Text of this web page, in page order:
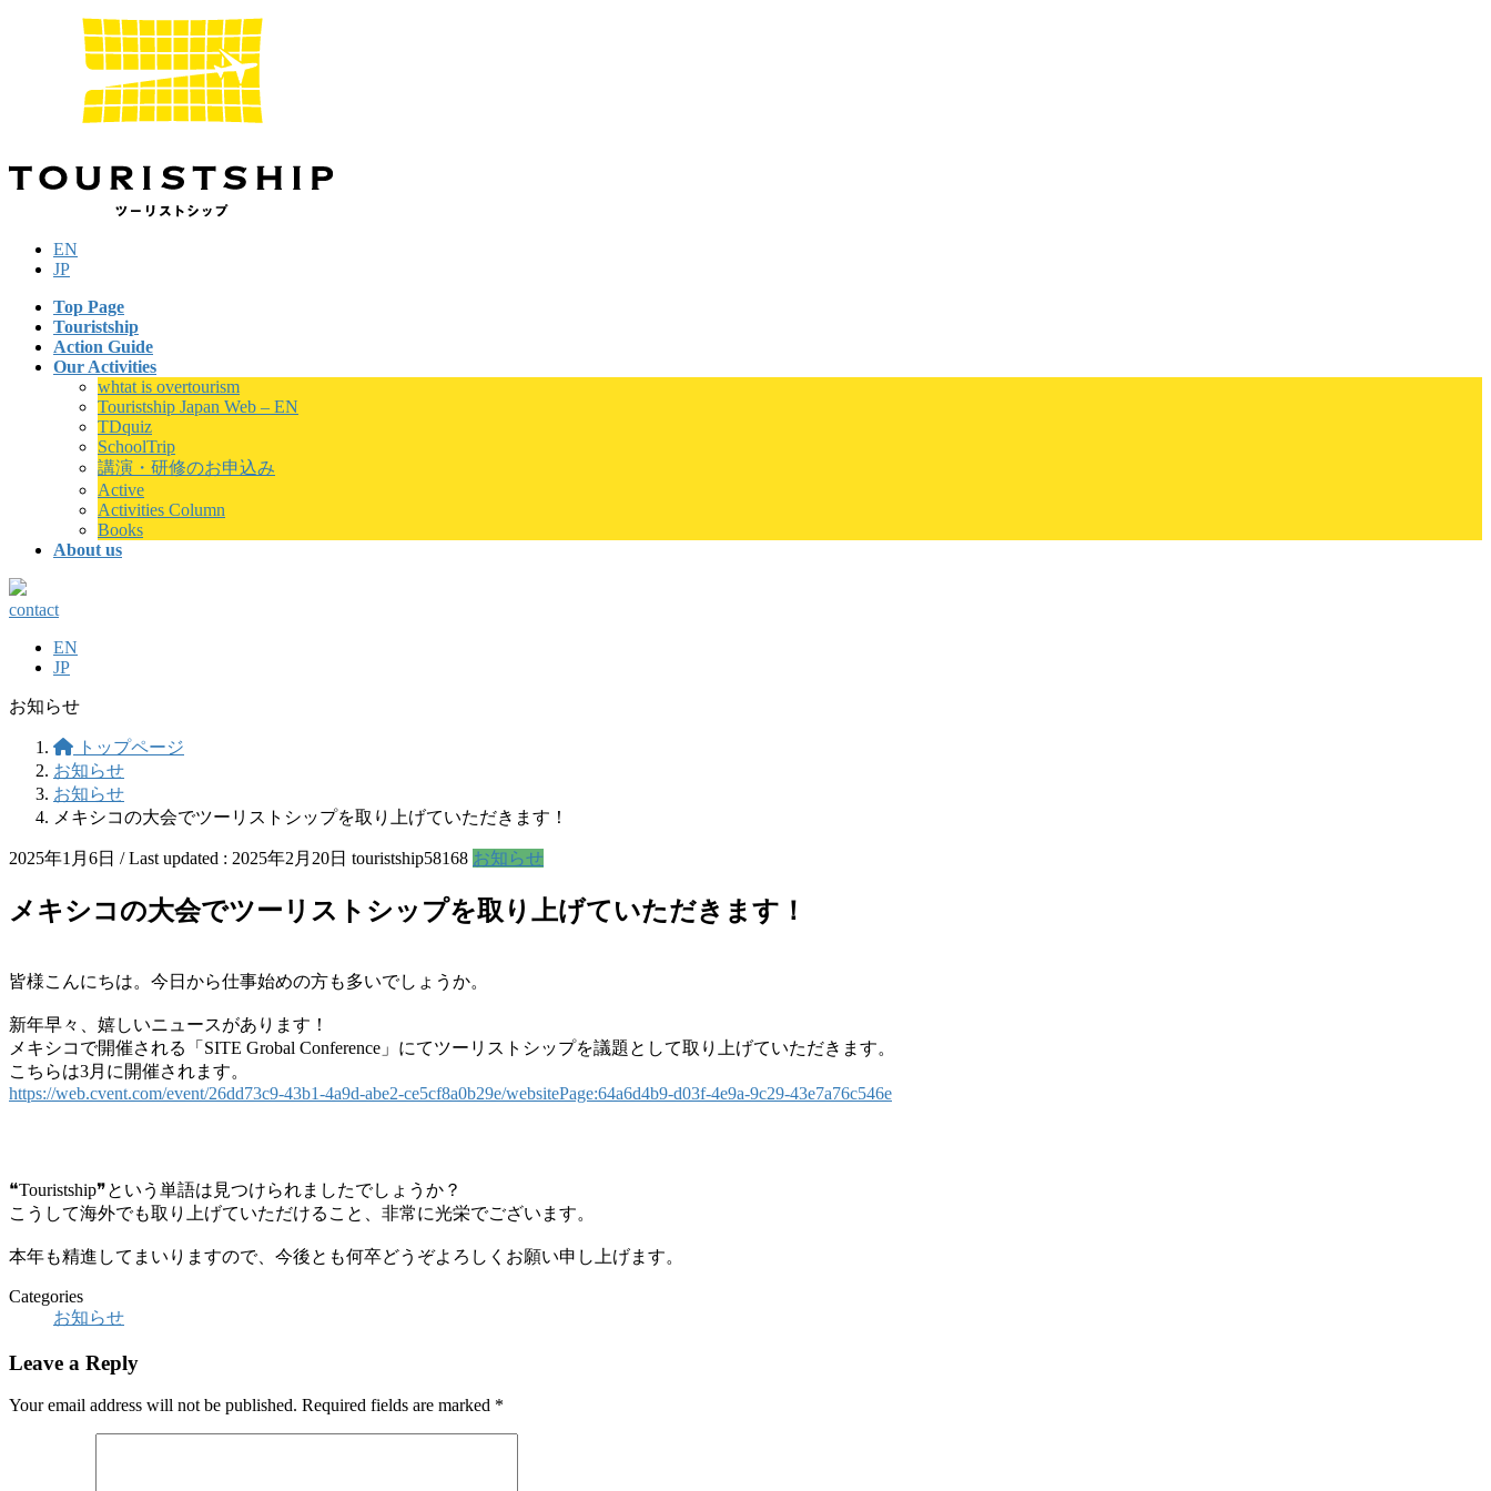
EN
JP
Top Page
Touristship
Action Guide
Our Activities
whtat is overtourism
Touristship Japan Web – EN
TDquiz
SchoolTrip
講演・研修のお申込み
Active
Activities Column
Books
About us
contact
EN
JP
お知らせ
トップページ
お知らせ
お知らせ
メキシコの大会でツーリストシップを取り上げていただきます！
2025年1月6日 / Last updated : 2025年2月20日 touristship58168 お知らせ
メキシコの大会でツーリストシップを取り上げていただきます！
皆様こんにちは。今日から仕事始めの方も多いでしょうか。
新年早々、嬉しいニュースがあります！
メキシコで開催される「SITE Grobal Conference」にてツーリストシップを議題として取り上げていただきます。
こちらは3月に開催されます。
https://web.cvent.com/event/26dd73c9-43b1-4a9d-abe2-ce5cf8a0b29e/websitePage:64a6d4b9-d03f-4e9a-9c29-43e7a76c546e
❝Touristship❞という単語は見つけられましたでしょうか？
こうして海外でも取り上げていただけること、非常に光栄でございます。
本年も精進してまいりますので、今後とも何卒どうぞよろしくお願い申し上げます。
Categories
お知らせ
Leave a Reply
Your email address will not be published. Required fields are marked *